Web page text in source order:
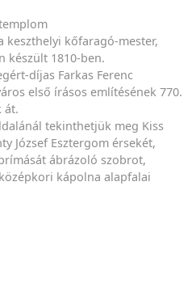
kőfaragó-mester,
készült 1810-ben.
díjas Farkas Ferenc
első írásos említésének 770.
át.
tekinthetjük meg Kiss
József Esztergom érsekét,
ábrázoló szobrot,
kápolna alapfalai